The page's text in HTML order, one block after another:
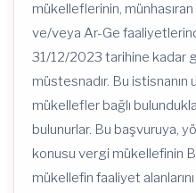
mükelleflerinin,
ve/veya Ar-Ge
31/12/2023 tarihine kadar
müstesnadır. Bu
mükellefler bağlı
bulunurlar. Bu başvuruya,
konusu vergi mükellefinin
mükellefin faaliyet